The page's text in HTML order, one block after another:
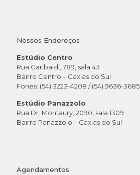
Nossos Endereços
Estúdio Centro
Rua Garibaldi, 789, sala 43
Bairro Centro – Caxias do Sul
Fones: (54) 3223-4208 / (54) 9636-3685
Estúdio Panazzolo
Rua Dr. Montaury, 2090, sala 1309
Bairro Panazzolo – Caxias do Sul
Agendamentos